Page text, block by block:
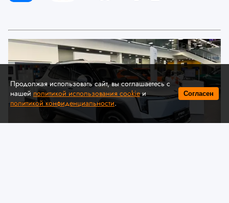
Продолжая использовать сайт, вы соглашаетесь с
нашей политикой использования cookieи
политикой конфиденциальности.
Согласен